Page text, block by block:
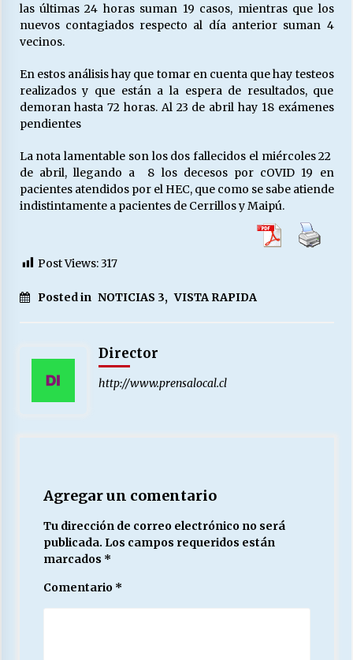
Releyendo la Rerum Novarum a 135 años. “La
cuestión social hoy”.
S.O.S. a los ricos, Save Our Souls (Salvar
Nuestras Almas)
30/04/2026
¿Asesores con doble sueldo?
18/04/2026
Chile y sus segmentos de la riqueza
las últimas 24 horas suman 19 casos, mientras que los
nuevos contagiados respecto al día anterior suman 4
vecinos.
En estos análisis hay que tomar en cuenta que hay testeos
realizados y que están a la espera de resultados, que
demoran hasta 72 horas. Al 23 de abril hay 18 exámenes
pendientes
La nota lamentable son los dos fallecidos el miércoles 22
de abril, llegando a 8 los decesos por cOVID 19 en
pacientes atendidos por el HEC, que como se sabe atiende
indistintamente a pacientes de Cerrillos y Maipú.
Post Views:317
Posted in NOTICIAS 3, VISTA RAPIDA
Director
http://www.prensalocal.cl
Agregar un comentario
Tu dirección de correo electrónico no será
publicada. Los campos requeridos están
marcados *
Comentario *